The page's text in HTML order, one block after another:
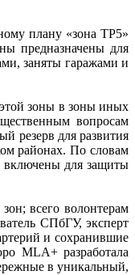
плану «зона ТР5»
предназначены для
заняты гаражами и
этой зоны в зоны иных
вопросам
резерв для развития
районах. По словам
включены для защиты
всего волонтерам
СПбГУ, эксперт
и сохранившие
МLА+ разработала
в уникальный,